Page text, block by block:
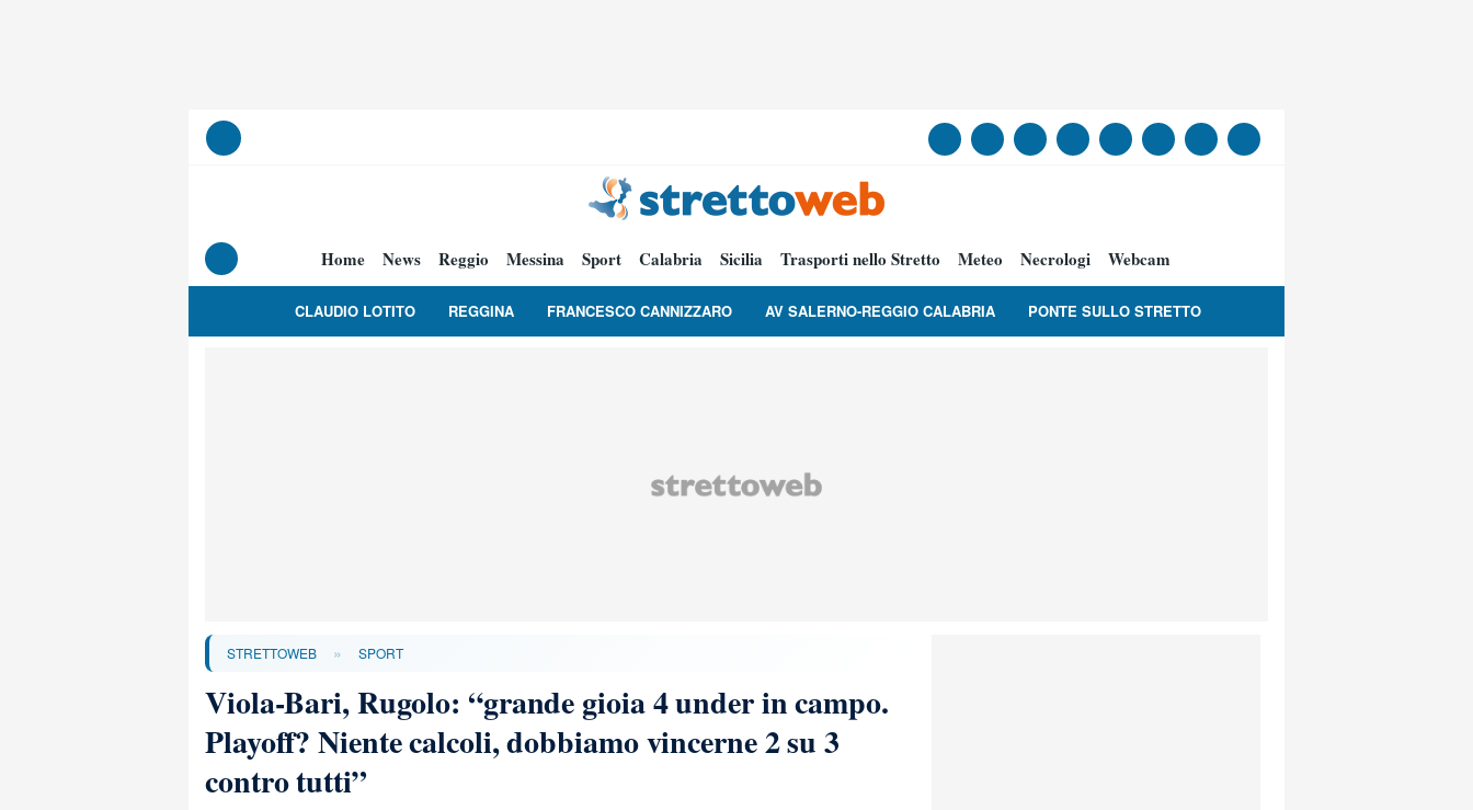
Home News Reggio Messina Sport Calabria Sicilia Trasporti nello Stretto Meteo Necrologi Webcam
CLAUDIO LOTITO REGGINA FRANCESCO CANNIZZARO AV SALERNO-REGGIO CALABRIA PONTE SULLO STRETTO
STRETTOWEB » SPORT
Viola-Bari, Rugolo: “grande gioia 4 under in campo.
Playoff? Niente calcoli, dobbiamo vincerne 2 su 3
contro tutti”